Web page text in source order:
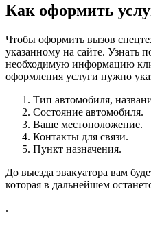
Как оформить
Чтобы оформить вызов
указанному на сайте. Узнать
необходимую информацию
оформления услуги нужно
Тип автомобиля,
Состояние автомобиля.
Ваше местоположение.
Контакты для связи.
Пункт назначения.
До выезда эвакуатора вам
которая в дальнейшем
.